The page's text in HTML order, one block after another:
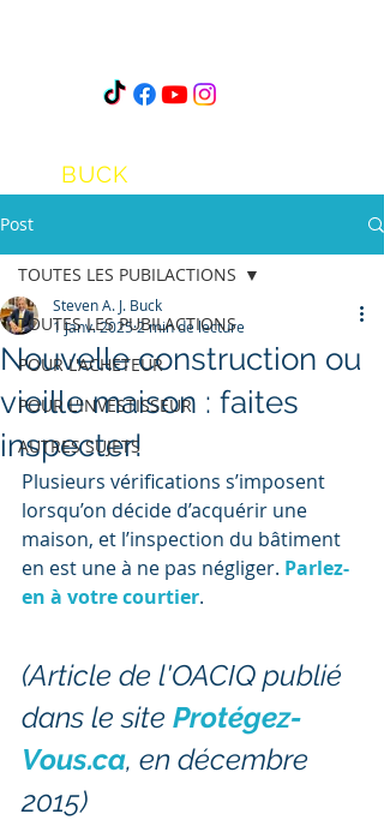
BUCK
Post
TOUTES LES PUBILACTIONS
POUR L'ACHETEUR
POUR L'INVESTISSEUR
AUTRES SUJETS
TOUTES LES PUBILACTIONS
Nouvelle construction ou
vieille maison : faites
inspecter!
Steven A. J. Buck
1 janv. 20252 min de lecture
Plusieurs vérifications s’imposent
lorsqu’on décide d’acquérir une
maison, et l’inspection du bâtiment
en est une à ne pas négliger. Parlez-
en à votre courtier.
(Article de l'OACIQ publié
dans le site Protégez-
Vous.ca, en décembre
2015)